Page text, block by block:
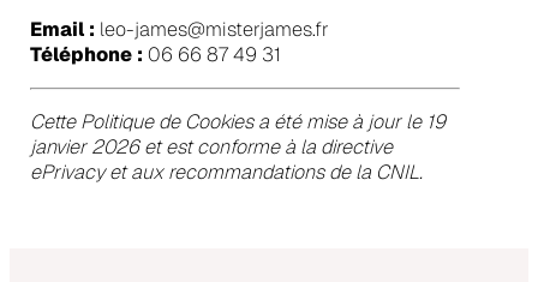
Email : leo-james@misterjames.fr
Téléphone : 06 66 87 49 31
Cette Politique de Cookies a été mise à jour le 19
janvier 2026 et est conforme à la directive
ePrivacy et aux recommandations de la CNIL.